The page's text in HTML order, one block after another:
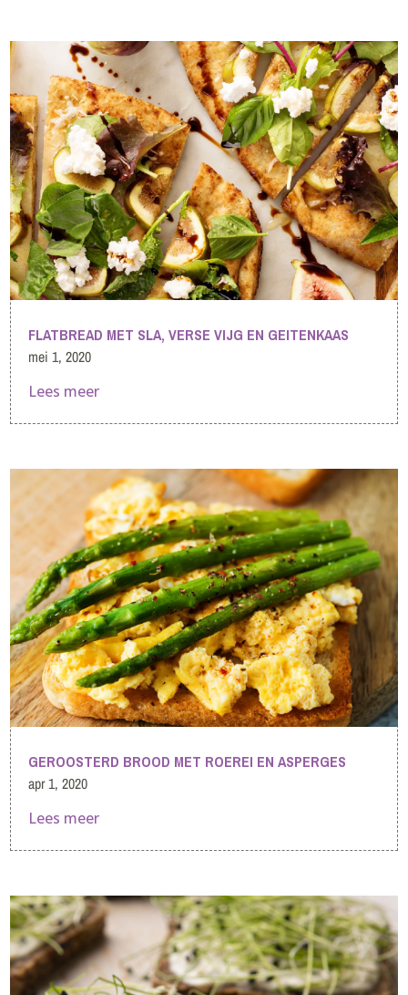
FLATBREAD MET SLA, VERSE VIJG EN GEITENKAAS
mei 1, 2020
Lees meer
GEROOSTERD BROOD MET ROEREI EN ASPERGES
apr 1, 2020
Lees meer